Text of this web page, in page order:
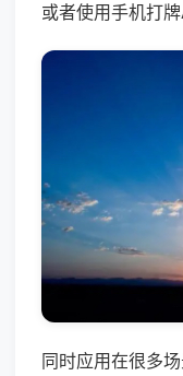
或者使用手机打
同时应用在很多